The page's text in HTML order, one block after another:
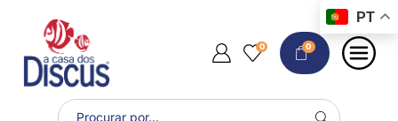
0 0
PT